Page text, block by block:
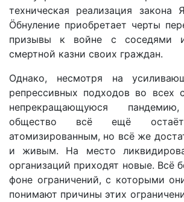
техническая реализация закона
Öбнуление приобретает черты
призывы к войне с соседями
смертной казни своих граждан.
Однако, несмотря на
репрессивных подходов во всех
непрекращающуюся
общество всё ещё
атомизированным, но всё же
и живым. На место
организаций приходят новые. Всё
фоне ограничений, с которыми
понимают причины этих